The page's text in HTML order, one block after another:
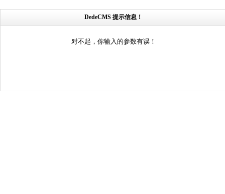
DedeCMS 提示信息！
对不起，你输入的参数有误！